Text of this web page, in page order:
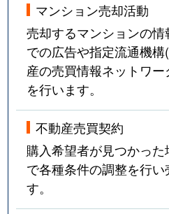
マンション売却活動
売却するマンションの
での広告や指定流通機
産の売買情報ネットワ
を行います。
不動産売買契約
購入希望者が見つかっ
で各種条件の調整を行
す。